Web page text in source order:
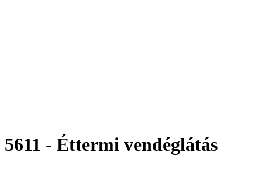
5611 - Éttermi vendéglátás